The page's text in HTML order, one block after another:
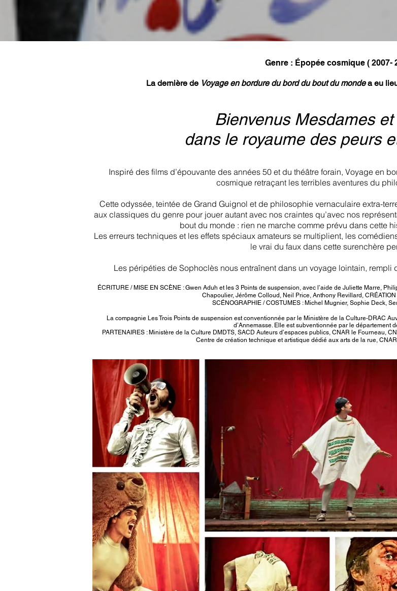
Genre : Épopée cosmique ( 2007-
La dernière de Voyage en bordure du bord du bout du mondea eu
Bienvenus Mesdames
dans le royaume des peurs
Inspiré des films d’épouvante des années 50 et du théâtre forain, Voyage en
cosmique retraçant les terribles aventures du
Cette odyssée, teintée de Grand Guignol et de philosophie vernaculaire extra-
aux classiques du genre pour jouer autant avec nos craintes qu’avec nos
bout du monde : rien ne marche comme prévu dans cette
Les erreurs techniques et les effets spéciaux amateurs se multiplient, les
le vrai du faux dans cette surenchère
Les péripéties de Sophoclès nous entraînent dans un voyage lointain,
ÉCRITURE / MISE EN SCÈNE : Gwen Aduh et les 3 Points de suspension, avec l’aide de Juliette Marre,
Chapoulier, Jérôme Colloud, Neil Price, Anthony Revillard,
SCÉNOGRAPHIE / COSTUMES : Michel Mugnier, Sophie Deck,
La compagnie Les Trois Points de suspension est conventionnée par le Ministère de la Culture-DRAC
d’Annemasse. Elle est subventionnée par le département
PARTENAIRES : Ministère de la Culture DMDTS, SACD Auteurs d’espaces publics, CNAR le Fourneau,
Centre de création technique et artistique dédié aux arts de la rue,